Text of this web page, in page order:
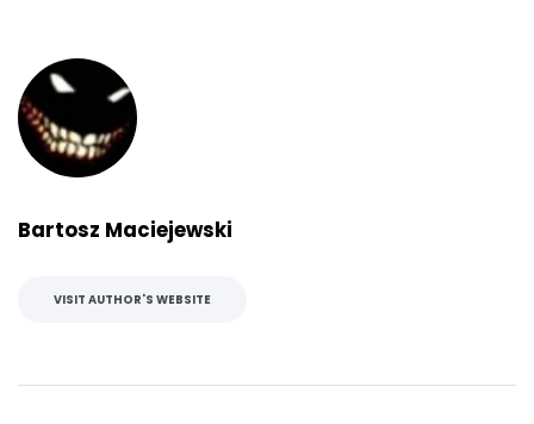
Bartosz Maciejewski
VISIT AUTHOR'S WEBSITE